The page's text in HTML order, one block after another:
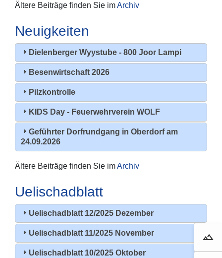
landscape
Ältere Beiträge finden Sie imArchiv
Neuigkeiten
Dielenberger Wyystube - 800 Joor Lampi
Besenwirtschaft 2026
Pilzkontrolle
KIDS Day - Feuerwehrverein WOLF
Geführter Dorfrundgang in Oberdorf am
24.09.2026
Ältere Beiträge finden Sie imArchiv
Uelischadblatt
Uelischadblatt 12/2025 Dezember
Uelischadblatt 11/2025 November
Uelischadblatt 10/2025 Oktober